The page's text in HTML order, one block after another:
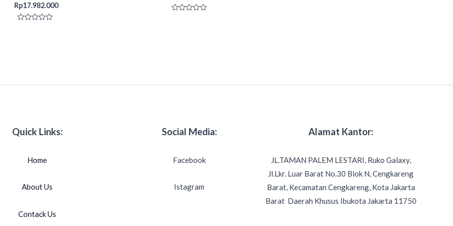
Rp17.982.000
Quick Links:
Home
About Us
Contack Us
Social Media:
Facebook
Istagram
Alamat Kantor:
JL.TAMAN PALEM LESTARI, Ruko Galaxy,
Jl.Lkr. Luar Barat No.30 Blok N, Cengkareng
Barat, Kecamatan Cengkareng, Kota Jakarta
Barat Daerah Khusus Ibukota Jakarta 11750